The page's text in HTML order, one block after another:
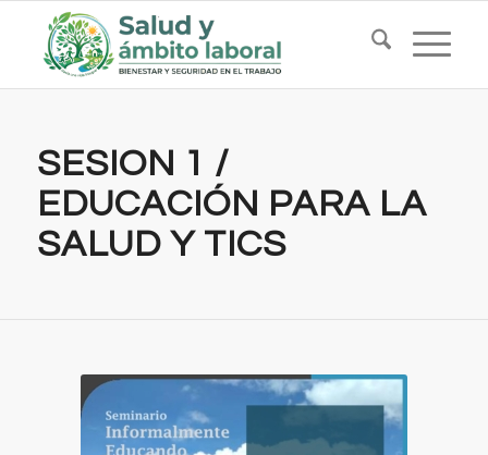
SESION 1 /
EDUCACIÓN PARA LA
SALUD Y TICS